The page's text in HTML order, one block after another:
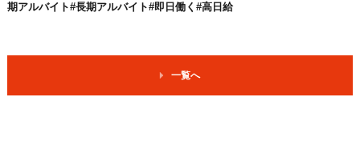
期アルバイト#長期アルバイト#即日働く#高日給
一覧へ